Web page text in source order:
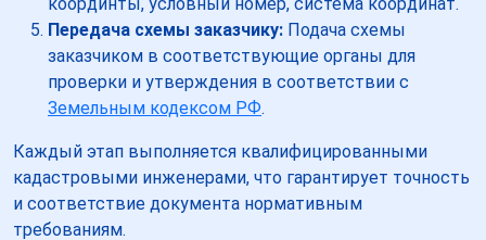
Передача схемы заказчику: Подача схемы
заказчиком в соответствующие органы для
проверки и утверждения в соответствии с
Земельным кодексом РФ.
Каждый этап выполняется квалифицированными
кадастровыми инженерами, что гарантирует точность
и соответствие документа нормативным
требованиям.